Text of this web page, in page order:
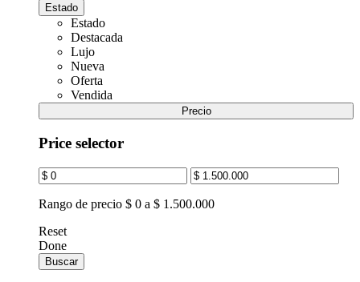
Estado
Estado
Destacada
Lujo
Nueva
Oferta
Vendida
Precio
Price selector
Rango de precio $ 0 a $ 1.500.000
Reset
Done
Buscar